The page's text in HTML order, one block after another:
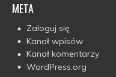
META
Zaloguj się
Kanał wpisów
Kanał komentarzy
WordPress.org